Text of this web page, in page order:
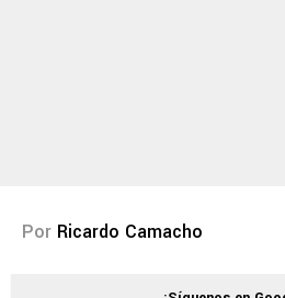
Por Ricardo Camacho